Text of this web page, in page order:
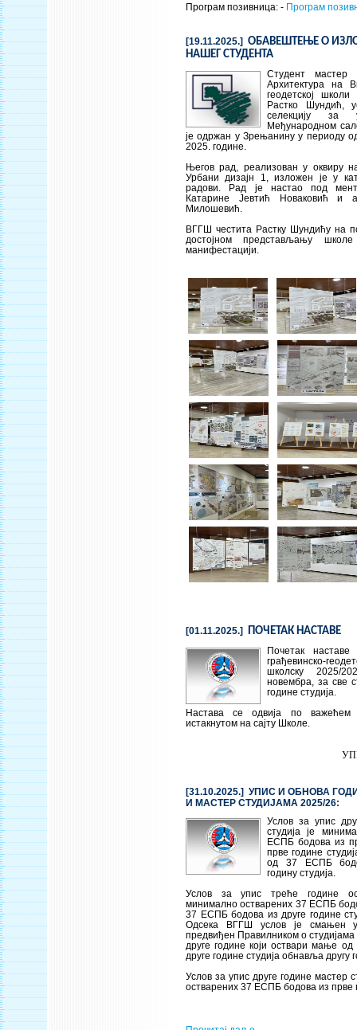
Програм позивница: - Програм
[19.11.2025.] ОБАВЕШТЕЊЕ О
НАШЕГ СТУДЕНТА
Студент мастер
Архитектура на
геодетској школи
Растко Шундић,
селекцију
Међународном
је одржан у Зрењанину у периоду
2025. године.
Његов рад, реализован у оквиру
Урбани дизајн 1, изложен је у
радови. Рад је настао под
Катарине Јевтић Новаковић и
Милошевић.
ВГГШ честита Растку Шундићу на
достојном представљању
манифестацији.
[01.11.2025.] ПОЧЕТАК НАСТАВЕ
Почетак
грађевинско-
школску 2025/
новембра, за све
године студија.
Настава се одвија по важећем
истакнутом на сајту Школе.
[31.10.2025.] УПИС И ОБНОВА
И МАСТЕР СТУДИЈАМА 2025/26:
Услов за упис
студија је
ЕСПБ бодова из
прве године
од 37 ЕСПБ
годину студија.
Услов за упис треће године
минимално остварених 37 ЕСПБ
37 ЕСПБ бодова из друге године
Одсека ВГГШ услов је смањен
предвиђен Правилником о
друге године који оствари мање
друге године студија обнавља другу
Услов за упис друге године мастер
остварених 37 ЕСПБ бодова из прве